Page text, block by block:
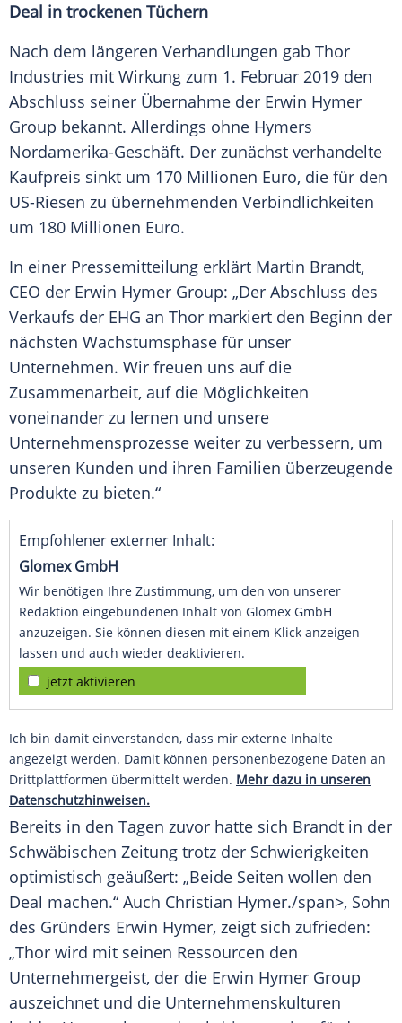
Deal in trockenen Tüchern
Nach dem längeren Verhandlungen gab Thor
Industries mit Wirkung zum 1. Februar 2019 den
Abschluss seiner Übernahme der Erwin Hymer
Group bekannt. Allerdings ohne Hymers
Nordamerika-Geschäft. Der zunächst verhandelte
Kaufpreis sinkt um 170 Millionen Euro, die für den
US-Riesen zu übernehmenden Verbindlichkeiten
um 180 Millionen Euro.
In einer Pressemitteilung erklärt Martin Brandt,
CEO der Erwin Hymer Group: „Der Abschluss des
Verkaufs der EHG an Thor markiert den Beginn der
nächsten Wachstumsphase für unser
Unternehmen. Wir freuen uns auf die
Zusammenarbeit, auf die Möglichkeiten
voneinander zu lernen und unsere
Unternehmensprozesse weiter zu verbessern, um
unseren Kunden und ihren Familien überzeugende
Produkte zu bieten.“
Empfohlener externer Inhalt:
Glomex GmbH
Wir benötigen Ihre Zustimmung, um den von unserer
Redaktion eingebundenen Inhalt von Glomex GmbH
anzuzeigen. Sie können diesen mit einem Klick anzeigen
lassen und auch wieder deaktivieren.
jetzt aktivieren
Ich bin damit einverstanden, dass mir externe Inhalte
angezeigt werden. Damit können personenbezogene Daten an
Drittplattformen übermittelt werden. Mehr dazu in unseren
Datenschutzhinweisen.
Bereits in den Tagen zuvor hatte sich Brandt in der
Schwäbischen Zeitung trotz der Schwierigkeiten
optimistisch geäußert: „Beide Seiten wollen den
Deal machen.“ Auch Christian Hymer./span>, Sohn
des Gründers Erwin Hymer, zeigt sich zufrieden:
„Thor wird mit seinen Ressourcen den
Unternehmergeist, der die Erwin Hymer Group
auszeichnet und die Unternehmenskulturen